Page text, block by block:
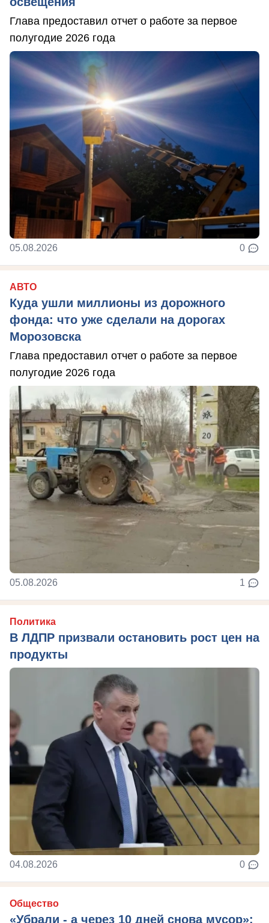
Глава предоставил отчет о работе за первое
полугодие 2026 года
05.08.2026 0
АВТО
Куда ушли миллионы из дорожного
фонда: что уже сделали на дорогах
Морозовска
Глава предоставил отчет о работе за первое
полугодие 2026 года
05.08.2026 1
Политика
В ЛДПР призвали остановить рост цен на
продукты
04.08.2026 0
Общество
«Убрали - а через 10 дней снова мусор»: